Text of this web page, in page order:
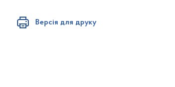
Версія для друку